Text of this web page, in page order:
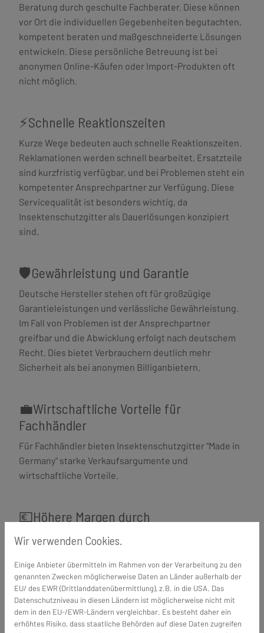
Beratung durch geschulte Fachberater. Diese können
vor Ort die individuellen Gegebenheiten begutachten,
kompetent beraten und maßgeschneiderte Lösungen
entwickeln. Diese persönliche Betreuung ist bei
anonymen Online-Käufen oder Import-Produkten oft
nicht möglich.
⚡Schnelle Reaktionszeiten
Kurze Wege bedeuten auch schnelle Reaktionszeiten.
Reklamationen werden schnell bearbeitet, Ersatzteile
sind kurzfristig verfügbar, und bei Problemen steht ein
kompetenter Ansprechpartner zur Verfügung. Diese
Servicequalität ist besonders wichtig, da
Insektenschutzgitter als Dauerlösungen konzipiert
sind.
🛡️Gewährleistung und Garantie
Deutsche Hersteller stehen oft für großzügige
Garantieleistungen und verlässliche Gewährleistung.
Im Fall von Problemen ist der Ansprechpartner
greifbar und die Abwicklung erfolgt nach deutschem
Recht. Dies bietet Verbrauchern deutlich mehr
Sicherheit als bei anonymen Billiganbietern.
💼Wirtschaftliche Vorteile für
Fachhändler
Für Fachhändler bieten Insektenschutzgitter "Made in
Germany" starke Verkaufsargumente und
wirtschaftliche Vorteile.
💶Höhere Margen durch
Qualitätspremium
Fachhändlern, angemessene Preise zu erzielen und
damit bessere Margen zu realisieren. Kunden sind
bereit, für nachweisbare Qualität mehr zu bezahlen,
besonders wenn die Vorteile klar kommuniziert
werden.
Wir verwenden Cookies.
Einige Anbieter übermitteln im Rahmen von der Verarbeitung zu den
genannten Zwecken möglicherweise Daten an Länder außerhalb der
EU/ des EWR (Drittlanddatenübermittlung), z.B. in die USA. Das
Datenschutzniveau in diesen Ländern ist möglicherweise nicht mit
dem in den EU-/EWR-Ländern vergleichbar. Es besteht daher ein
erhöhtes Risiko, dass staatliche Behörden auf diese Daten zugreifen